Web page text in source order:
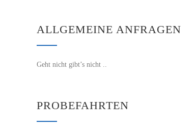
ALLGEMEINE ANFRAGEN
Geht nicht gibt’s nicht ..
PROBEFAHRTEN